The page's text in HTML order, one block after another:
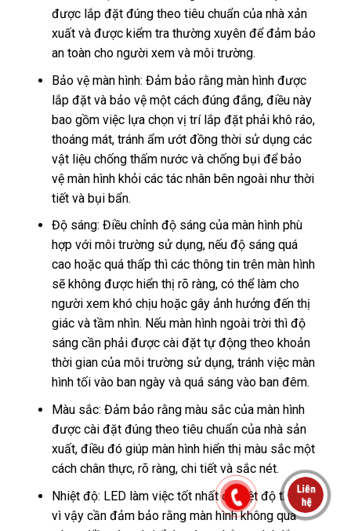
được lắp đặt đúng theo tiêu chuẩn của nhà xản
xuất và được kiểm tra thường xuyên để đảm bảo
an toàn cho người xem và môi trường.
Bảo vệ màn hình: Đảm bảo rằng màn hình được
lắp đặt và bảo vệ một cách đúng đắng, điều này
bao gồm việc lựa chọn vị trí lắp đặt phải khô ráo,
thoáng mát, tránh ẩm ướt đồng thời sử dụng các
vật liệu chống thấm nước và chống bụi để bảo
vệ màn hình khỏi các tác nhân bên ngoài như thời
tiết và bụi bẩn.
Độ sáng: Điều chỉnh độ sáng của màn hình phù
hợp với môi trường sử dụng, nếu độ sáng quá
cao hoặc quá thấp thì các thông tin trên màn hình
sẽ không được hiển thị rõ ràng, có thể làm cho
người xem khó chịu hoặc gây ảnh hưởng đến thị
giác và tầm nhìn. Nếu màn hình ngoài trời thì độ
sáng cần phải được cài đặt tự động theo khoản
thời gian của môi trường sử dụng, tránh việc màn
hình tối vào ban ngày và quá sáng vào ban đêm.
Màu sắc: Đảm bảo rằng màu sắc của màn hình
được cài đặt đúng theo tiêu chuẩn của nhà sản
xuất, điều đó giúp màn hình hiển thị màu sắc một
cách chân thực, rõ ràng, chi tiết và sắc nét.
Nhiệt độ: LED làm việc tốt nhất ở nhiệt độ thấp,
vì vậy cần đảm bảo rằng màn hình không quá